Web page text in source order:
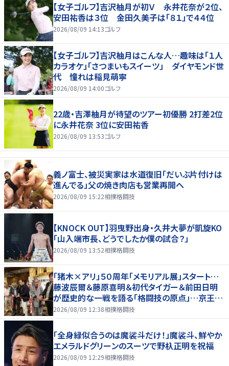
【女子ゴルフ】吉沢柚月が初Ｖ 永井花奈が２位、
安田祐香は３位 金田久美子は「８１」で４４位
2026/08/09 14:13ゴルフ
【女子ゴルフ】吉沢柚月はこんな人…趣味は「１人
カラオケ」「さつまいもスイーツ」 ダイヤモンド世
代 憧れは稲見萌寧
2026/08/09 14:00ゴルフ
22歳・吉澤柚月が待望のツアー初優勝 2打差2位
に永井花奈 3位に安田祐香
2026/08/09 13:53ゴルフ
義ノ富士、被災実家は水道復旧「だいぶ片付けは
進んでる」父の焼き肉店も営業再開へ
2026/08/09 15:22相撲格闘技
【KNOCK OUT】羽曳野出身・久井大夢が凱旋KO
「山入端市長、どうでしたか僕の試合？」
2026/08/09 13:52相撲格闘技
「猪木×アリ」５０周年「メモリアル展」スタート…
藤波辰爾＆藤原喜明＆初代タイガー＆前田日明
が歴史的な一戦を語る「格闘技の原点」…京王プ
ラザホテルで３１日まで
2026/08/09 12:38相撲格闘技
「全身緑似合うのは魔裟斗だけ！」魔裟斗、鮮やか
エメラルドグリーンのスーツで野杁正明を祝福
2026/08/09 12:29相撲格闘技